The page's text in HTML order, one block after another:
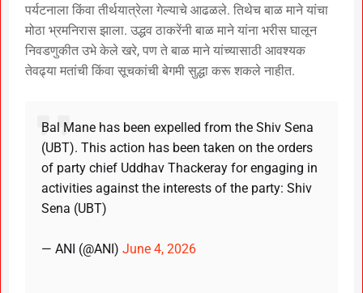
पर्यटनाला किंवा तीर्थयात्रेला गेल्याचे आढळले. तिथेच बाळ माने यांचा
मोठा भ्रमनिरास झाला. उद्धव ठाकरेंनी बाळ माने यांना भरीस घालून
निवडणुकीत उभे केले खरे, पण ते बाळ माने यांच्यासाठी आवश्यक
तेवढ्या मतांची किंवा सूचकांची बेगमी सुद्धा करू शकले नाहीत.
Bal Mane has been expelled from the Shiv Sena
(UBT). This action has been taken on the orders
of party chief Uddhav Thackeray for engaging in
activities against the interests of the party: Shiv
Sena (UBT)
— ANI (@ANI) June 4, 2026